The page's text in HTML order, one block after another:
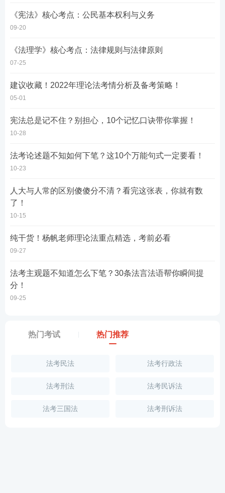
《宪法》核心考点：公民基本权利与义务
09-20
《法理学》核心考点：法律规则与法律原则
07-25
建议收藏！2022年理论法考情分析及备考策略！
05-01
宪法总是记不住？别担心，10个记忆口诀带你掌握！
10-28
法考论述题不知如何下笔？这10个万能句式一定要看！
10-23
人大与人常的区别傻傻分不清？看完这张表，你就有数
了！
10-15
纯干货！杨帆老师理论法重点精选，考前必看
09-27
法考主观题不知道怎么下笔？30条法言法语帮你瞬间提
分！
09-25
热门考试 热门推荐
法考民法 法考行政法
法考刑法 法考民诉法
法考三国法 法考刑诉法